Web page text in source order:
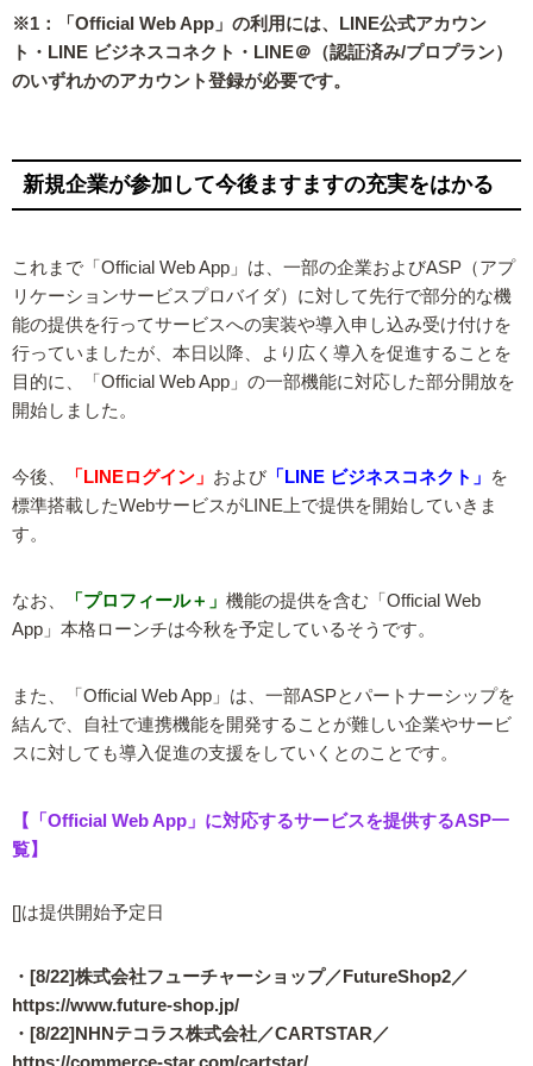
※1：「Official Web App」の利用には、LINE公式アカウン
ト・LINE ビジネスコネクト・LINE＠（認証済み/プロプラン）
のいずれかのアカウント登録が必要です。
新規企業が参加して今後ますますの充実をはかる
これまで「Official Web App」は、一部の企業およびASP（アプ
リケーションサービスプロバイダ）に対して先行で部分的な機
能の提供を行ってサービスへの実装や導入申し込み受け付けを
行っていましたが、本日以降、より広く導入を促進することを
目的に、「Official Web App」の一部機能に対応した部分開放を
開始しました。
今後、 「LINEログイン」 および 「LINE ビジネスコネクト」
を
標準搭載したWebサービスがLINE上で提供を開始していきま
す。
なお、 「プロフィール＋」 機能の提供を含む「Official Web
App」本格ローンチは今秋を予定しているそうです。
また、「Official Web App」は、一部ASPとパートナーシップを
結んで、自社で連携機能を開発することが難しい企業やサービ
スに対しても導入促進の支援をしていくとのことです。
【「Official Web App」に対応するサービスを提供するASP一
覧】
[]は提供開始予定日
・[8/22]株式会社フューチャーショップ／FutureShop2／
https://www.future-shop.jp/
・[8/22]NHNテコラス株式会社／CARTSTAR／